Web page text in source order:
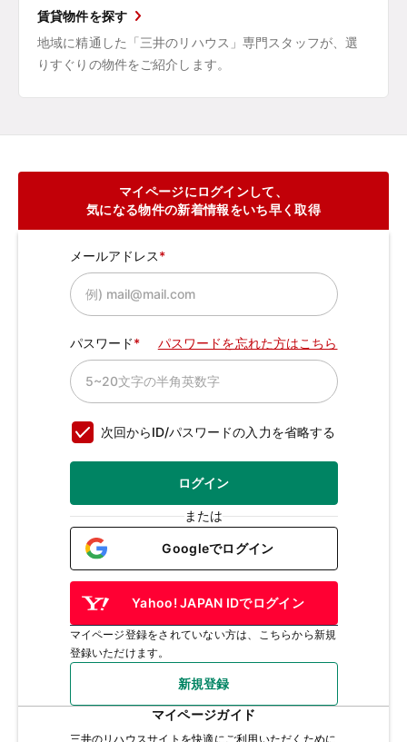
賃貸物件を探す
地域に精通した「三井のリハウス」専門スタッフが、選
りすぐりの物件をご紹介します。
マイページにログインして、
気になる物件の新着情報をいち早く取得
メールアドレス
パスワード パスワードを忘れた方はこちら
次回からID/パスワードの入力を省略する
ログイン
または
Googleでログイン
Yahoo! JAPAN IDでログイン
マイページ登録をされていない方は、こちらから新規
登録いただけます。
新規登録
マイページガイド
三井のリハウスサイトを快適にご利用いただくために